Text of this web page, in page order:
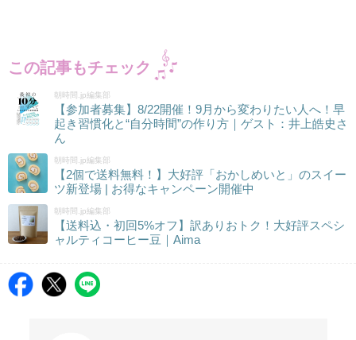
この記事もチェック
朝時間.jp編集部
【参加者募集】8/22開催！9月から変わりたい人へ！早
起き習慣化と“自分時間”の作り方｜ゲスト：井上皓史さ
ん
朝時間.jp編集部
【2個で送料無料！】大好評「おかしめいと」のスイー
ツ新登場 | お得なキャンペーン開催中
朝時間.jp編集部
【送料込・初回5%オフ】訳ありおトク！大好評スペシ
ャルティコーヒー豆｜Aima